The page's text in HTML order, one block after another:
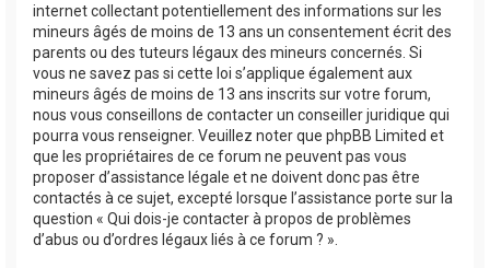
internet collectant potentiellement des informations sur les
mineurs âgés de moins de 13 ans un consentement écrit des
parents ou des tuteurs légaux des mineurs concernés. Si
vous ne savez pas si cette loi s’applique également aux
mineurs âgés de moins de 13 ans inscrits sur votre forum,
nous vous conseillons de contacter un conseiller juridique qui
pourra vous renseigner. Veuillez noter que phpBB Limited et
que les propriétaires de ce forum ne peuvent pas vous
proposer d’assistance légale et ne doivent donc pas être
contactés à ce sujet, excepté lorsque l’assistance porte sur la
question « Qui dois-je contacter à propos de problèmes
d’abus ou d’ordres légaux liés à ce forum ? ».